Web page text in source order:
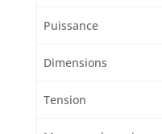
Puissance
Dimensions
Tension